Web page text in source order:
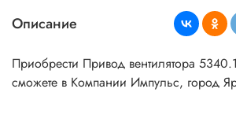
Описание
Приобрести Привод вентилятора
сможете в Компании Импульс, город